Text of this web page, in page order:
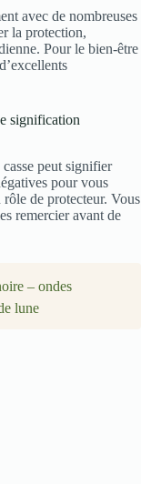
avec de nombreuses
la protection,
Pour le bien-être
signification
peut signifier
pour vous
rôle de protecteur. Vous
remercier avant de
– ondes
lune